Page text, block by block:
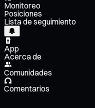
Monitoreo
Posiciones
Lista de seguimiento
App
Acerca de
Comunidades
Comentarios